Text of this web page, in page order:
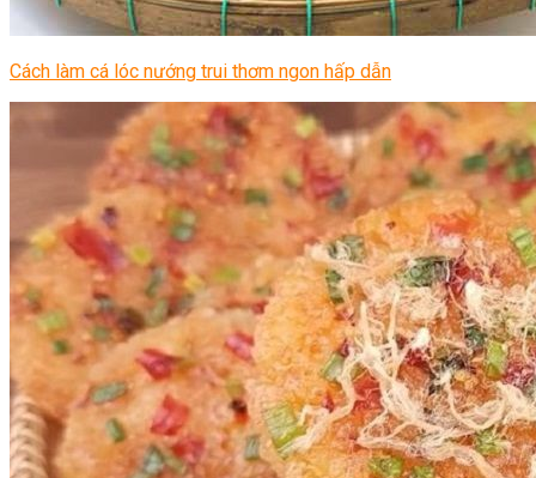
Cách làm cá lóc nướng trui thơm ngon hấp dẫn